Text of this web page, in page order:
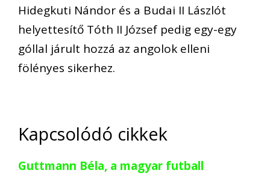
Hidegkuti Nándor és a Budai II Lászlót
helyettesítő Tóth II József pedig egy-egy
góllal járult hozzá az angolok elleni
fölényes sikerhez.
Kapcsolódó cikkek
Guttmann Béla, a magyar futball